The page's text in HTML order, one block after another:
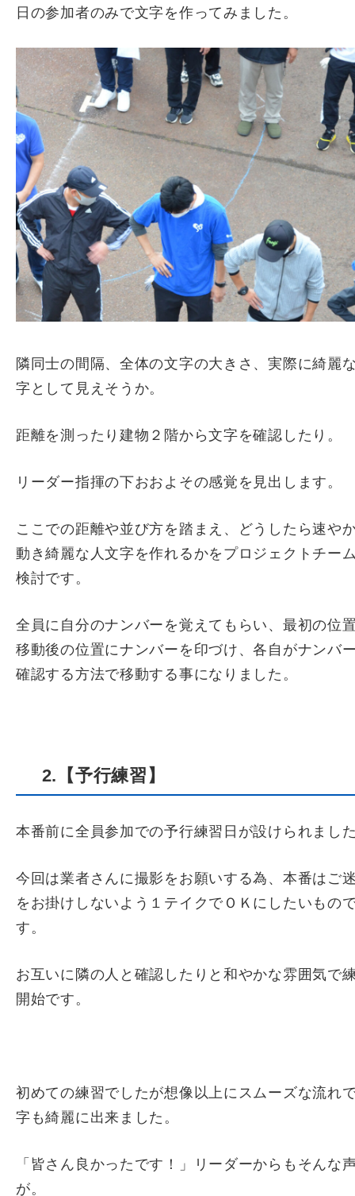
日の参加者のみで文字を作ってみました。
隣同士の間隔、全体の文字の大きさ、実際に綺麗
字として見えそうか。
距離を測ったり建物２階から文字を確認したり。
リーダー指揮の下おおよその感覚を見出します。
ここでの距離や並び方を踏まえ、どうしたら速や
動き綺麗な人文字を作れるかをプロジェクトチー
検討です。
全員に自分のナンバーを覚えてもらい、最初の位
移動後の位置にナンバーを印づけ、各自がナンバ
確認する方法で移動する事になりました。
2.【予行練習】
本番前に全員参加での予行練習日が設けられまし
今回は業者さんに撮影をお願いする為、本番はご
をお掛けしないよう１テイクでＯＫにしたいもの
す。
お互いに隣の人と確認したりと和やかな雰囲気で
開始です。
初めての練習でしたが想像以上にスムーズな流れ
字も綺麗に出来ました。
「皆さん良かったです！」リーダーからもそんな
が。